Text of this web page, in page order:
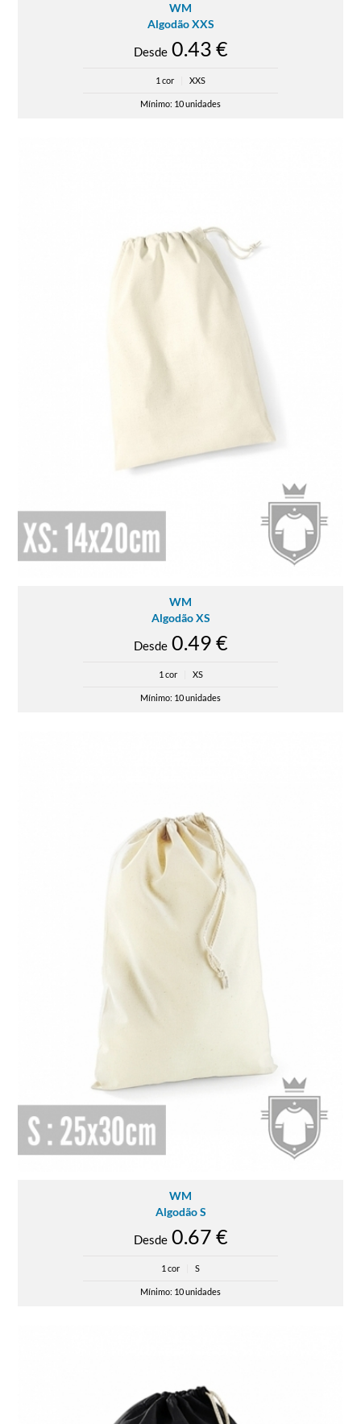
WM
Algodão XXS
Desde0.43 €
1 cor XXS
Mínimo: 10 unidades
WM
Algodão XS
Desde0.49 €
1 cor XS
Mínimo: 10 unidades
WM
Algodão S
Desde0.67 €
1 cor S
Mínimo: 10 unidades